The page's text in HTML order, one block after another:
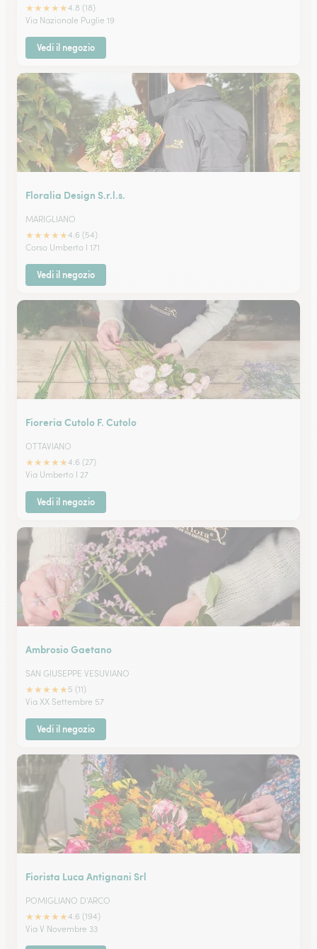
★★★★★4.8 (18)
Via Nazionale Puglie 19
Vedi il negozio
Floralia Design S.r.l.s.
MARIGLIANO
★★★★★4.6 (54)
Corso Umberto I 171
Vedi il negozio
Fioreria Cutolo F. Cutolo
OTTAVIANO
★★★★★4.6 (27)
Via Umberto I 27
Vedi il negozio
Ambrosio Gaetano
SAN GIUSEPPE VESUVIANO
★★★★★ 5 (11)
Via XX Settembre 57
Vedi il negozio
Fiorista Luca Antignani Srl
POMIGLIANO D'ARCO
★★★★★4.6 (194)
Via V Novembre 33